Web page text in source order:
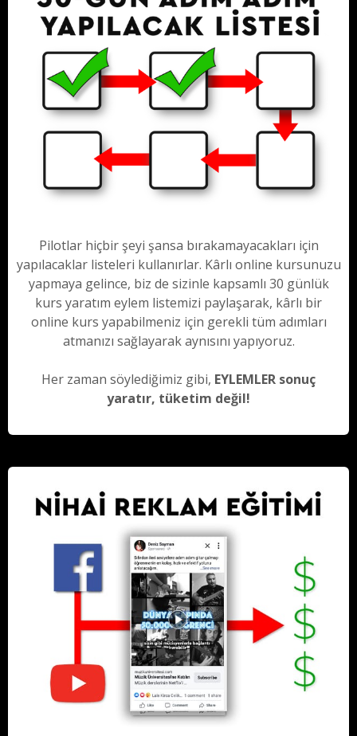
Pilotlar hiçbir şeyi şansa bırakamayacakları için
yapılacaklar listeleri kullanırlar. Kârlı online kursunuzu
yapmaya gelince, biz de sizinle kapsamlı 30 günlük
kurs yaratım eylem listemizi paylaşarak, kârlı bir
online kurs yapabilmeniz için gerekli tüm adımları
atmanızı sağlayarak aynısını yapıyoruz.
Her zaman söylediğimiz gibi, EYLEMLER sonuç
yaratır, tüketim değil!